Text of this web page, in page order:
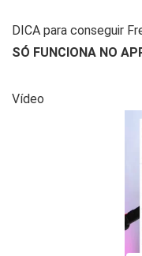
DICA para conseguir
SÓ FUNCIONA NO
Vídeo